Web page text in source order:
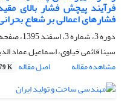
فرآیند پیچش فشار بالای
فشارهای اعمالی بر شعاع
دوره 3، شماره 3، اسفند 1395، صفحه
سینا قائمی خیاوی، اسماعیل عماد
مشاهده مقاله
اصل مقاله K